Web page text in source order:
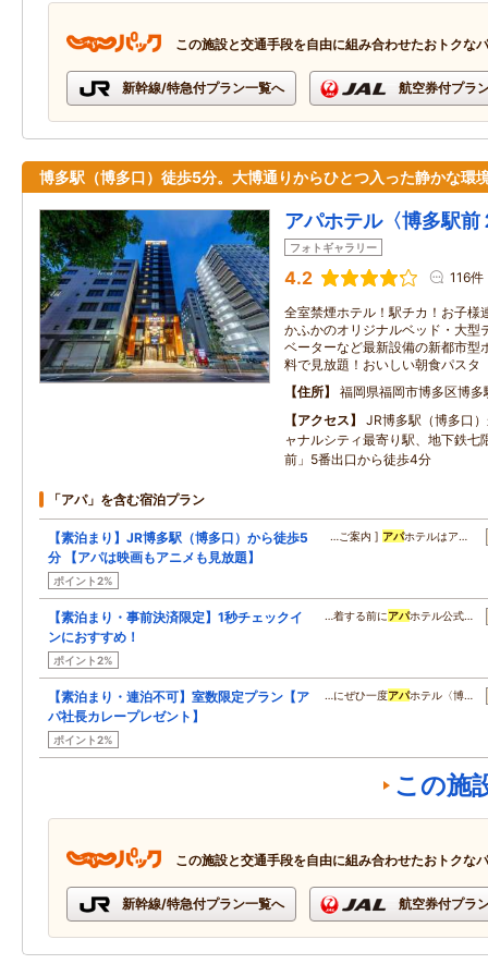
この施設と交通手段を自由に組み合わせたおトクな
新幹線/特急付プラン一覧へ 航空券付プラ
博多駅（博多口）徒歩5分。大博通りからひとつ入った静かな環
アパホテル〈博多駅前
フォトギャラリー
4.2 116件
全室禁煙ホテル！駅チカ！お子様
かふかのオリジナルベッド・大型
ベーターなど最新設備の新都市型
料で見放題！おいしい朝食パスタ
住所
福岡県福岡市博多区博
アクセス
JR博多駅（博多口
ャナルシティ最寄り駅、地下鉄七
前」5番出口から徒歩4分
「アパ」を含む宿泊プラン
【素泊まり】JR博多駅（博多口）から徒歩5
分 【アパは映画もアニメも見放題】
ポイント2%
…ご案内 ] アパホテルはア…
【素泊まり・事前決済限定】1秒チェックイ
ンにおすすめ！
ポイント2%
…着する前にアパホテル公式…
【素泊まり・連泊不可】室数限定プラン【ア
パ社長カレープレゼント】
ポイント2%
…にぜひ一度アパホテル〈博…
この施
この施設と交通手段を自由に組み合わせたおトクな
新幹線/特急付プラン一覧へ 航空券付プラ